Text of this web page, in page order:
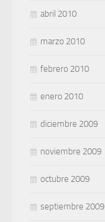
abril 2010
marzo 2010
febrero 2010
enero 2010
diciembre 2009
noviembre 2009
octubre 2009
septiembre 2009